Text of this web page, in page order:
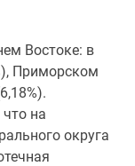
Востоке: в
Приморском
на
округа